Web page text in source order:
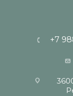
+7